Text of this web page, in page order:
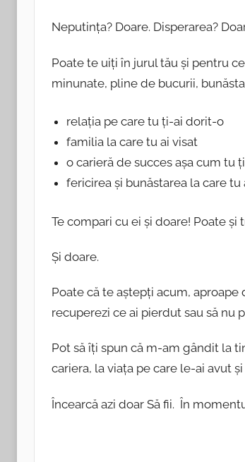
9
Neputința? Doare. Disperarea?
Poate te uiți în jurul tău și pentru
minunate, pline de bucurii,
relația pe care tu ți-ai dorit-o
familia la care tu ai visat
o carieră de succes așa cum tu
fericirea și bunăstarea la care tu
Te compari cu ei și doare! Poate și
Și doare.
Poate că te aștepți acum, aproape
recuperezi ce ai pierdut sau să nu
Pot să îți spun că m-am gândit la
cariera, la viața pe care le-ai avut
Încearcă azi doar Să fii. În